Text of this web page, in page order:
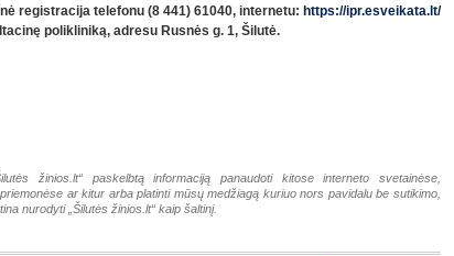
registracija telefonu (8 441) 61040, internetu: https://ipr.esveikata.lt/
polikliniką, adresu Rusnės g. 1, Šilutė.
žinios.lt“ paskelbtą informaciją panaudoti kitose interneto svetainėse,
ar kitur arba platinti mūsų medžiagą kuriuo nors pavidalu be sutikimo,
nurodyti „Šilutės žinios.lt“ kaip šaltinį.